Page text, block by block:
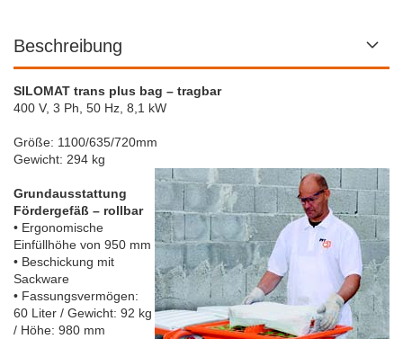
Beschreibung
SILOMAT trans plus bag – tragbar
400 V, 3 Ph, 50 Hz, 8,1 kW
Größe: 1100/635/720mm
Gewicht: 294 kg
Grundausstattung
Fördergefäß – rollbar
• Ergonomische
Einfüllhöhe von 950 mm
• Beschickung mit
Sackware
• Fassungsvermögen:
60 Liter / Gewicht: 92 kg
/ Höhe: 980 mm